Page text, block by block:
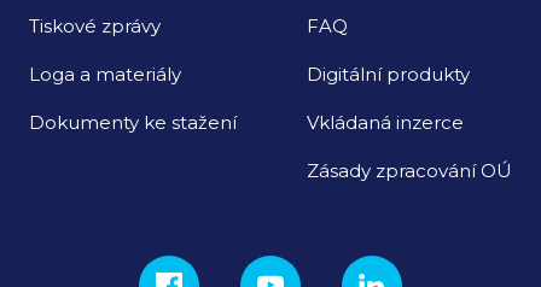
Tiskové zprávy
Loga a materiály
Dokumenty ke stažení
FAQ
Digitální produkty
Vkládaná inzerce
Zásady zpracování OÚ